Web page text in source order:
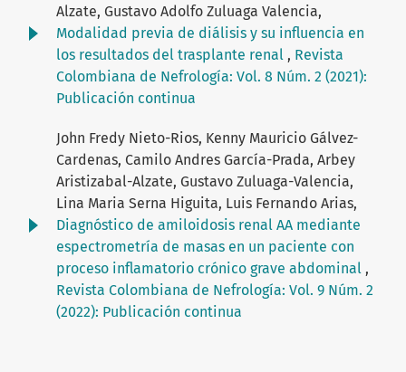
Alzate, Gustavo Adolfo Zuluaga Valencia,
Modalidad previa de diálisis y su influencia en
los resultados del trasplante renal , Revista
Colombiana de Nefrología: Vol. 8 Núm. 2 (2021):
Publicación continua
John Fredy Nieto-Rios, Kenny Mauricio Gálvez-
Cardenas, Camilo Andres García-Prada, Arbey
Aristizabal-Alzate, Gustavo Zuluaga-Valencia,
Lina Maria Serna Higuita, Luis Fernando Arias,
Diagnóstico de amiloidosis renal AA mediante
espectrometría de masas en un paciente con
proceso inflamatorio crónico grave abdominal ,
Revista Colombiana de Nefrología: Vol. 9 Núm. 2
(2022): Publicación continua